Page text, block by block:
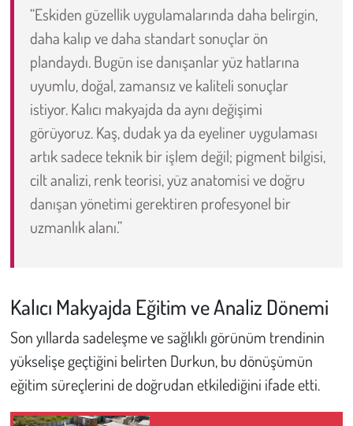
“Eskiden güzellik uygulamalarında daha belirgin,
daha kalıp ve daha standart sonuçlar ön
plandaydı. Bugün ise danışanlar yüz hatlarına
uyumlu, doğal, zamansız ve kaliteli sonuçlar
istiyor. Kalıcı makyajda da aynı değişimi
görüyoruz. Kaş, dudak ya da eyeliner uygulaması
artık sadece teknik bir işlem değil; pigment bilgisi,
cilt analizi, renk teorisi, yüz anatomisi ve doğru
danışan yönetimi gerektiren profesyonel bir
uzmanlık alanı.”
Kalıcı Makyajda Eğitim ve Analiz Dönemi
Son yıllarda sadeleşme ve sağlıklı görünüm trendinin
yükselişe geçtiğini belirten Durkun, bu dönüşümün
eğitim süreçlerini de doğrudan etkilediğini ifade etti.